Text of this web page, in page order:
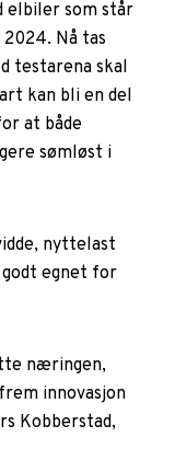
elbiler som står
Nå tas
testarena skal
kan bli en del
at både
sømløst i
nyttelast
egnet for
næringen,
innovasjon
Kobberstad,